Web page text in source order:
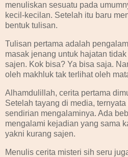
menuliskan sesuatu pada
kecil-kecilan. Setelah itu baru
bentuk tulisan.
Tulisan pertama adalah
masak jenang untuk hajatan
sajen. Kok bisa? Ya bisa saja.
oleh makhluk tak terlihat oleh
Alhamdulillah, cerita pertama
Setelah tayang di media,
sendirian mengalaminya. Ada
mengalami kejadian yang sama
yakni kurang sajen.
Menulis cerita misteri sih seru